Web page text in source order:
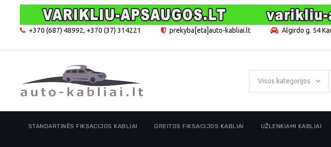
+370 (687) 48992, +370 (37) 314221 prekyba[eta]auto-kabliai.lt
Algirdo g. 54
Visos kategorijos
STANDARTINĖS FIKSACIJOS KABLIAI GREITOS FIKSACIJOS KABLIAI UŽLENKIAMI KABLIAI